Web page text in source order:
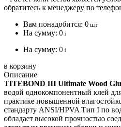
обратитесь к менеджеру по
Вам понадобится: 0 шт
На сумму: 0 i
На сумму: 0 i
в корзину
Описание
TITEBOND III Ultimate Wood
водой однокомпонентный клей
практике повышенной
стандарту ANSI/HPVA Тип I по
обладает высокой прочностью